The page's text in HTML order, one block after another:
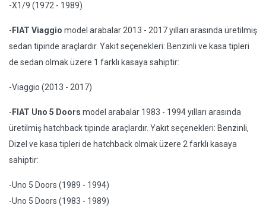
-X1/9 (1972 - 1989)
- FIAT Viaggio model arabalar 2013 - 2017 yılları arasında üretilmiş
sedan tipinde araçlardır. Yakıt seçenekleri: Benzinli ve kasa tipleri
de sedan olmak üzere 1 farklı kasaya sahiptir:
-Viaggio (2013 - 2017)
- FIAT Uno 5 Doors model arabalar 1983 - 1994 yılları arasında
üretilmiş hatchback tipinde araçlardır. Yakıt seçenekleri: Benzinli,
Dizel ve kasa tipleri de hatchback olmak üzere 2 farklı kasaya
sahiptir:
-Uno 5 Doors (1989 - 1994)
-Uno 5 Doors (1983 - 1989)